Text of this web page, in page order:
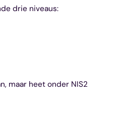
drie niveaus:
maar heet onder NIS2